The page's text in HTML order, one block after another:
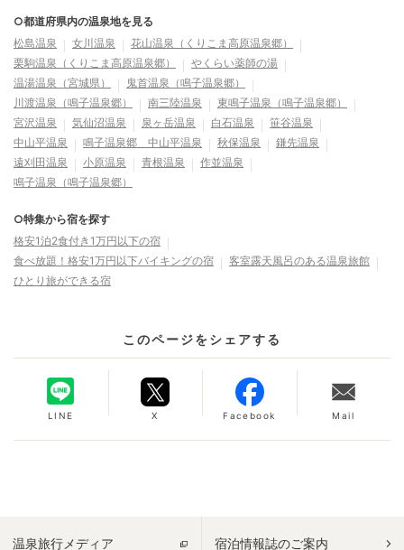
○都道府県内の温泉地を見る
松島温泉
女川温泉
花山温泉（くりこま高原温泉郷）
栗駒温泉（くりこま高原温泉郷）
やくらい薬師の湯
温湯温泉（宮城県）
鬼首温泉（鳴子温泉郷）
川渡温泉（鳴子温泉郷）
南三陸温泉
東鳴子温泉（鳴子温泉郷）
宮沢温泉
気仙沼温泉 泉ヶ岳温泉 白石温泉
笹谷温泉
中山平温泉
鳴子温泉郷 中山平温泉 秋保温泉
鎌先温泉
遠刈田温泉
小原温泉 青根温泉
作並温泉
鳴子温泉（鳴子温泉郷）
○特集から宿を探す
格安1泊2食付き1万円以下の宿
食べ放題！格安1万円以下バイキングの宿
客室露天風呂のある温泉旅館
ひとり旅ができる宿
このページをシェアする
LINE X Facebook Mail
温泉旅行メディア 宿泊情報誌のご案内